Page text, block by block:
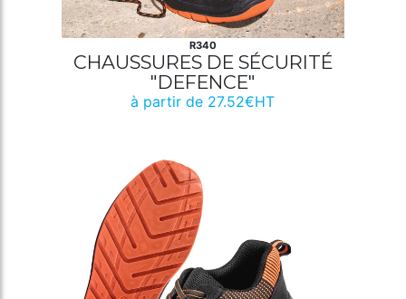
R340
CHAUSSURES DE SÉCURITÉ
"DEFENCE"
à partir de 27.52€HT